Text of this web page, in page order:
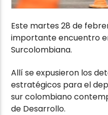
Este martes 28 de
importante encuentro
Surcolombiana.
Allí se expusieron los
estratégicos para el
sur colombiano
de Desarrollo.